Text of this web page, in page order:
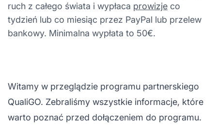
ruch z całego świata i wypłaca prowizje co
tydzień lub co miesiąc przez PayPal lub przelew
bankowy. Minimalna wypłata to 50€.
Witamy w przeglądzie programu partnerskiego
QualiGO. Zebraliśmy wszystkie informacje, które
warto poznać przed dołączeniem do programu.